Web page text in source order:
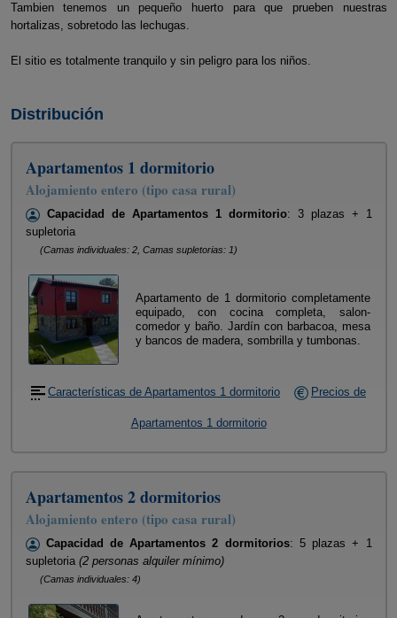
Tambien tenemos un pequeño huerto para que prueben nuestras
hortalizas, sobretodo las lechugas.
El sitio es totalmente tranquilo y sin peligro para los niños.
Distribución
Apartamentos 1 dormitorio
Alojamiento entero (tipo casa rural)
Capacidad de Apartamentos 1 dormitorio: 3 plazas + 1
supletoria
(Camas individuales: 2, Camas supletorias: 1)
Apartamento de 1 dormitorio completamente
equipado, con cocina completa, salon-
comedor y baño. Jardín con barbacoa, mesa
y bancos de madera, sombrilla y tumbonas.
Características de Apartamentos 1 dormitorio Precios de
Apartamentos 1 dormitorio
Apartamentos 2 dormitorios
Alojamiento entero (tipo casa rural)
Capacidad de Apartamentos 2 dormitorios: 5 plazas + 1
supletoria (2 personas alquiler mínimo)
(Camas individuales: 4)